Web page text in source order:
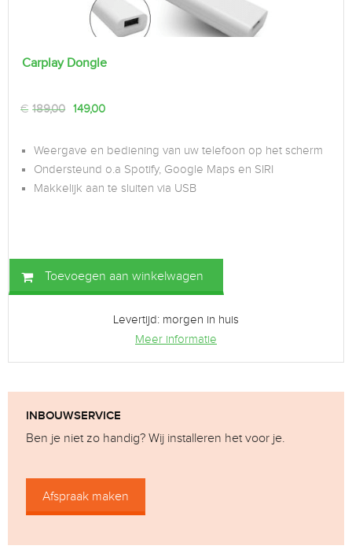
Carplay Dongle
€ 189,00 149,00
Weergave en bediening van uw telefoon op het scherm
Ondersteund o.a Spotify, Google Maps en SIRI
Makkelijk aan te sluiten via USB
Toevoegen aan winkelwagen
Levertijd: morgen in huis
Meer informatie
INBOUWSERVICE
Ben je niet zo handig? Wij installeren het voor je.
Afspraak maken